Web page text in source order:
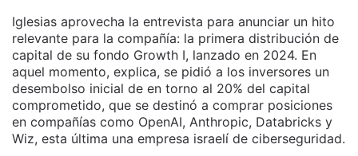
Iglesias aprovecha la entrevista para anunciar un hito
relevante para la compañía: la primera distribución de
capital de su fondo Growth I, lanzado en 2024. En
aquel momento, explica, se pidió a los inversores un
desembolso inicial de en torno al 20% del capital
comprometido, que se destinó a comprar posiciones
en compañías como OpenAI, Anthropic, Databricks y
Wiz, esta última una empresa israelí de ciberseguridad.